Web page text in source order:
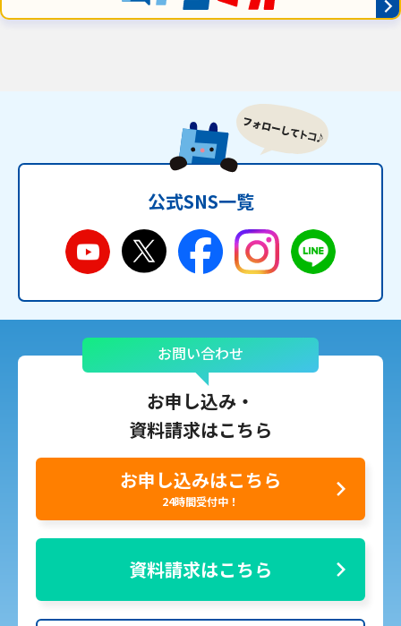
公式SNS一覧
お問い合わせ
お申し込み・
資料請求はこちら
お申し込みはこちら
24時間受付中！
資料請求はこちら